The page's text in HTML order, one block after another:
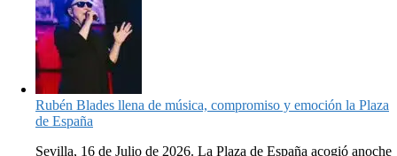
Rubén Blades llena de música, compromiso y emoción la Plaza
de España
Sevilla, 16 de Julio de 2026. La Plaza de España acogió anoche